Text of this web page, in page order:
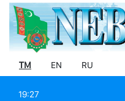
TM EN RU
19:27